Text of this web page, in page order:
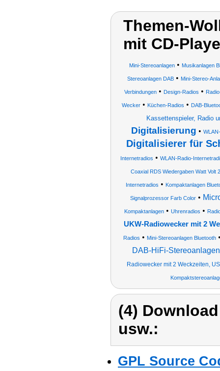
Themen-
mit CD-
Mini-Stereoanlagen • Musikanlagen
Stereoanlagen DAB • Mini-Stereo-
Verbindungen • Design-Radios •
Wecker• Küchen-Radios • DAB-
Kassettenspieler, Radio
Digitalisierung •
Digitalisierer für
Internetradios • WLAN-Radio-
Coaxial RDS Wiedergaben Watt Volt
Internetradios • Kompaktanlagen
Signalprozessor Farb Color •
Kompaktanlagen• Uhrenradios •
UKW-Radiowecker mit 2
Radios • Mini-Stereoanlagen Bluetooth
DAB-HiFi-
Radiowecker mit 2 Weckzeiten,
(4)
usw.:
GPL Source